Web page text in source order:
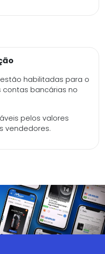
habilitadas para o
contas bancárias no
pelos valores
vendedores.